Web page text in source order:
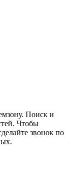
Поиск и
Чтобы
звонок по